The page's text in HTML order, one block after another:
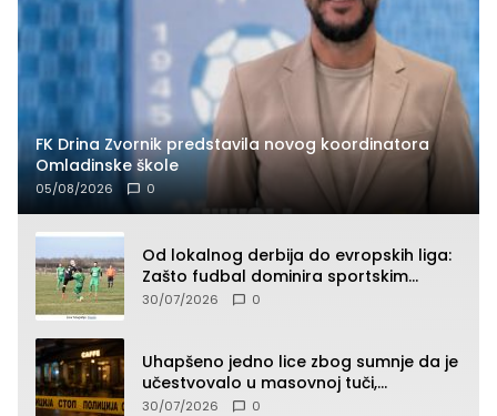
FK Drina Zvornik predstavila novog koordinatora
Omladinske škole
05/08/2026 0
Od lokalnog derbija do evropskih liga:
Zašto fudbal dominira sportskim
klađenjem
30/07/2026 0
Uhapšeno jedno lice zbog sumnje da je
učestvovalo u masovnoj tuči,
maloljetnik zadobio povrede
30/07/2026 0